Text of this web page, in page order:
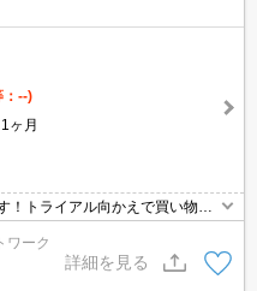
：--)
1ヶ月
！トライアル向かえで買い物便
ワーク
詳細を見る